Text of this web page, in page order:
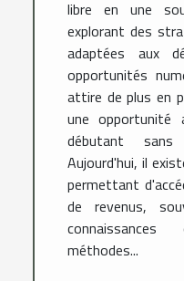
libre en une
explorant des
adaptées aux
opportunités
attire de plus en
une opportunité
débutant sans
Aujourd'hui, il
permettant
de revenus,
méthodes...